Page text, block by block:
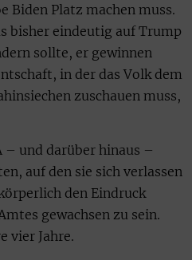
Biden Platz machen muss.
bisher eindeutig auf Trump
sollte, er gewinnen
in der das Volk dem
zuschauen muss,
– und darüber hinaus –
auf den sie sich verlassen
den Eindruck
gewachsen zu sein.
vier Jahre.